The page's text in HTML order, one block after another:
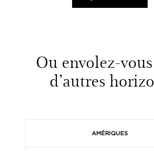
Ou envolez-
d’autres
AMÉRIQUES